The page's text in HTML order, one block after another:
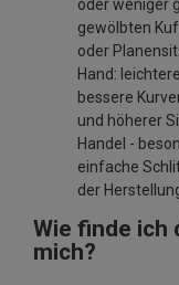
oder weniger
gewölbten
oder
Hand:
bessere
und höherer
Handel -
einfache
der
Wie finde ich
mich?